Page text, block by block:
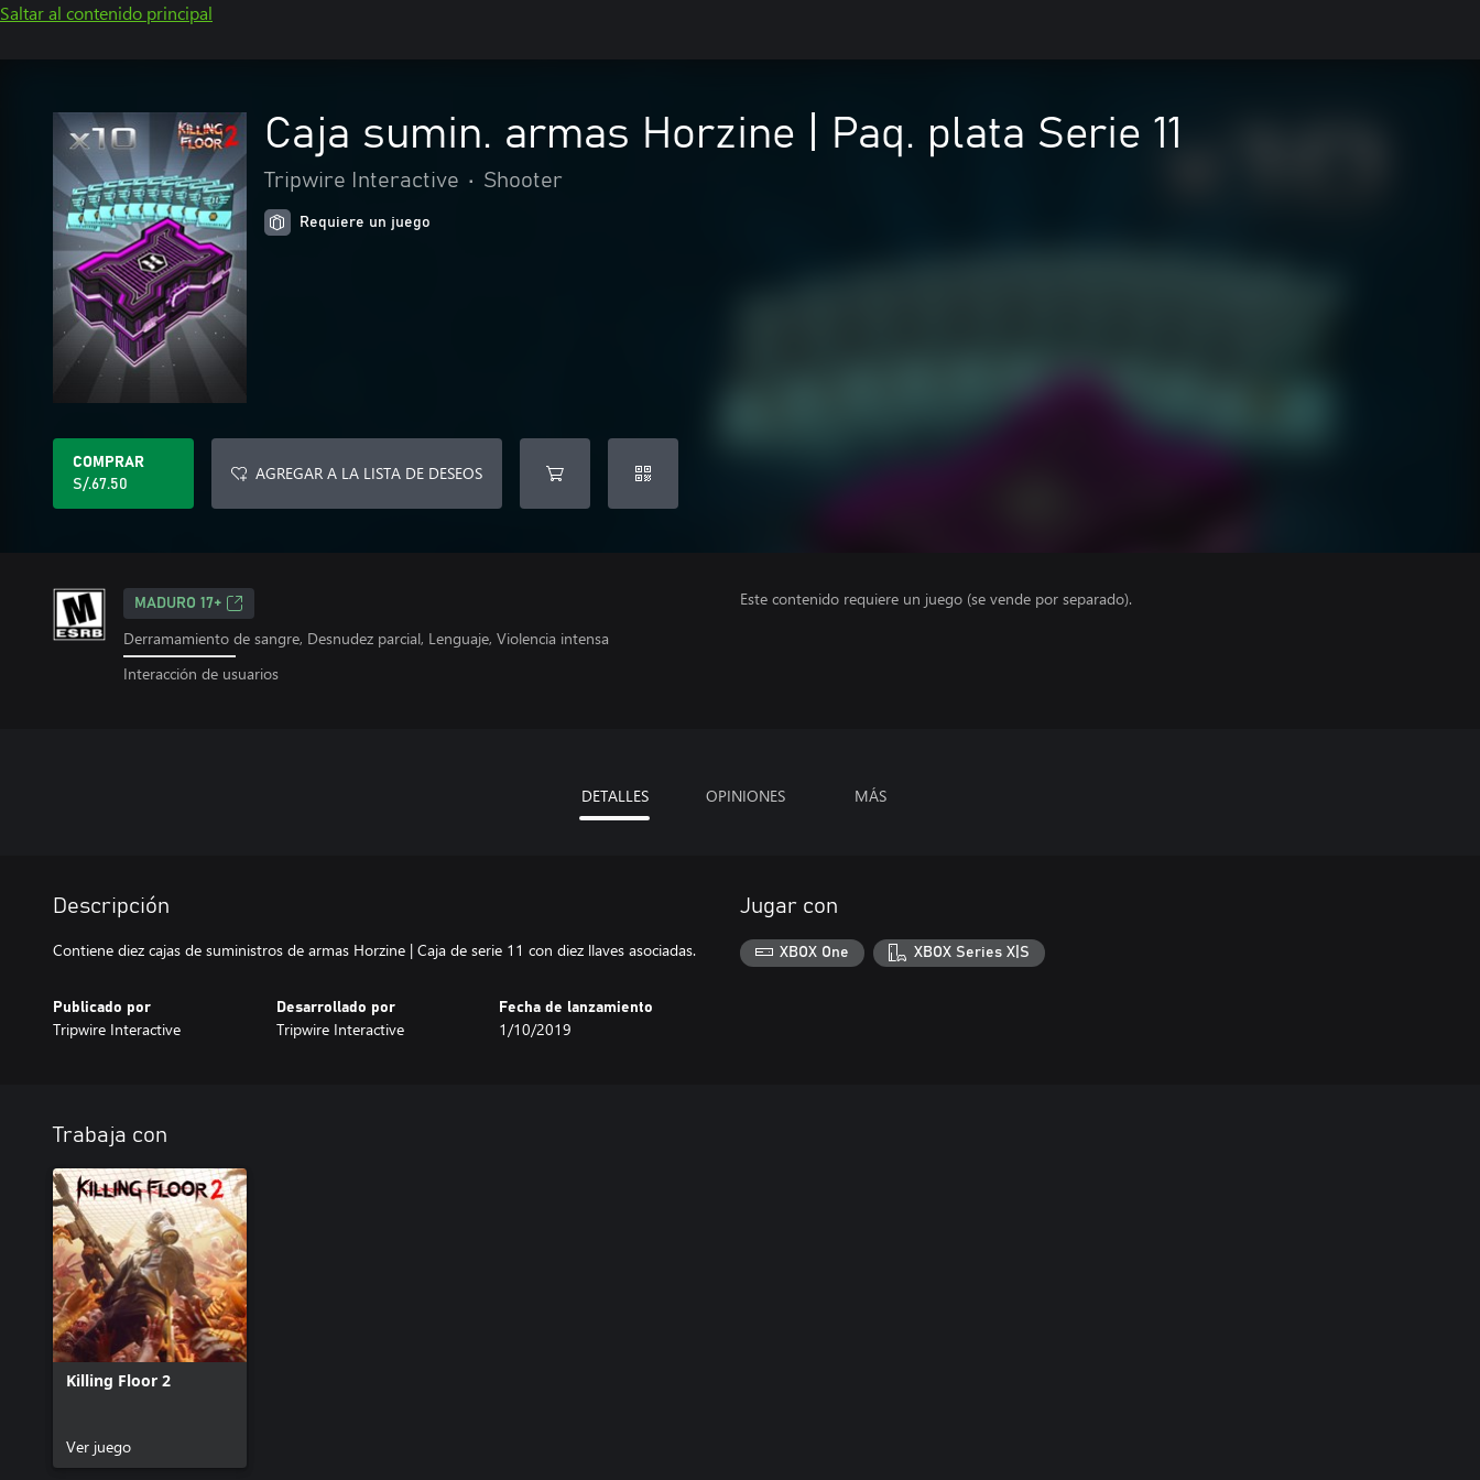
Saltar al contenido principal
Caja sumin. armas Horzine | Paq. plata Serie 11
Tripwire Interactive • Shooter
Requiere un juego
COMPRAR
S/.67.50
AGREGAR A LA LISTA DE DESEOS
MADURO 17+
Derramamiento de sangre, Desnudez parcial, Lenguaje, Violencia intensa
Interacción de usuarios
Este contenido requiere un juego (se vende por separado).
DETALLES OPINIONES MÁS
Descripción
Contiene diez cajas de suministros de armas Horzine | Caja de serie 11 con diez llaves asociadas.
Publicado por
Tripwire Interactive
Desarrollado por
Tripwire Interactive
Fecha de lanzamiento
1/10/2019
Jugar con
XBOX One XBOX Series X|S
Trabaja con
Killing Floor 2
Ver juego